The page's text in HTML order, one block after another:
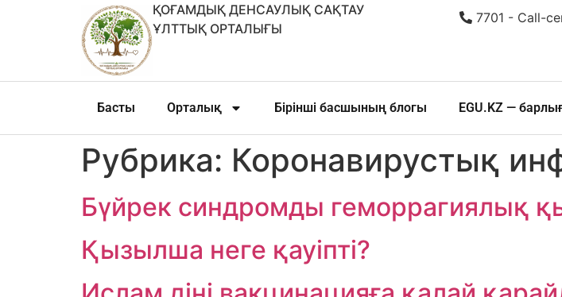
ҚОҒАМДЫҚ ДЕНСАУЛЫҚ САҚТАУ
ҰЛТТЫҚ ОРТАЛЫҒЫ
7701 - Call-
Басты Орталық Бірінші басшының блогы EGU.KZ —
Рубрика: Коронавирустық
Бүйрек синдромды геморрагиялық
Қызылша неге қауіпті?